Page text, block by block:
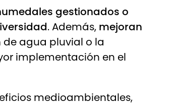
gestionados o
. Además, mejoran
agua pluvial o la
implementación en el
medioambientales,